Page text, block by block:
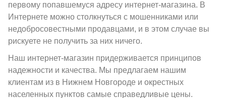
первому попавшемуся адресу интернет-магазина. В
Интернете можно столкнуться с мошенниками или
недобросовестными продавцами, и в этом случае вы
рискуете не получить за них ничего.
Наш интернет-магазин придерживается принципов
надежности и качества. Мы предлагаем нашим
клиентам из в Нижнем Новгороде и окрестных
населенных пунктов самые справедливые цены.